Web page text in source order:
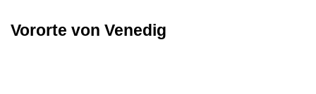
Vororte von Venedig